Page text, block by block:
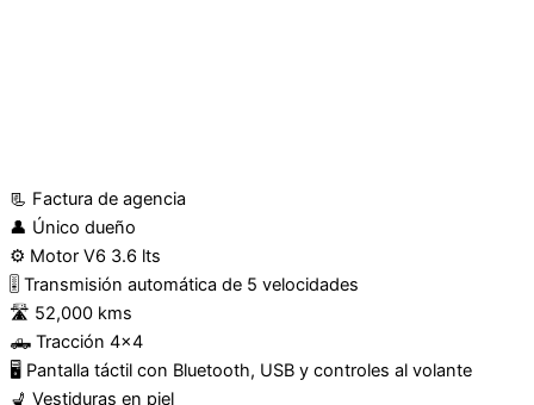
📃 Factura de agencia
👤 Único dueño
⚙️ Motor V6 3.6 lts
🎚️ Transmisión automática de 5 velocidades
🛣️ 52,000 kms
🛻 Tracción 4×4
🖥️ Pantalla táctil con Bluetooth, USB y controles al volante
💺 Vestiduras en piel